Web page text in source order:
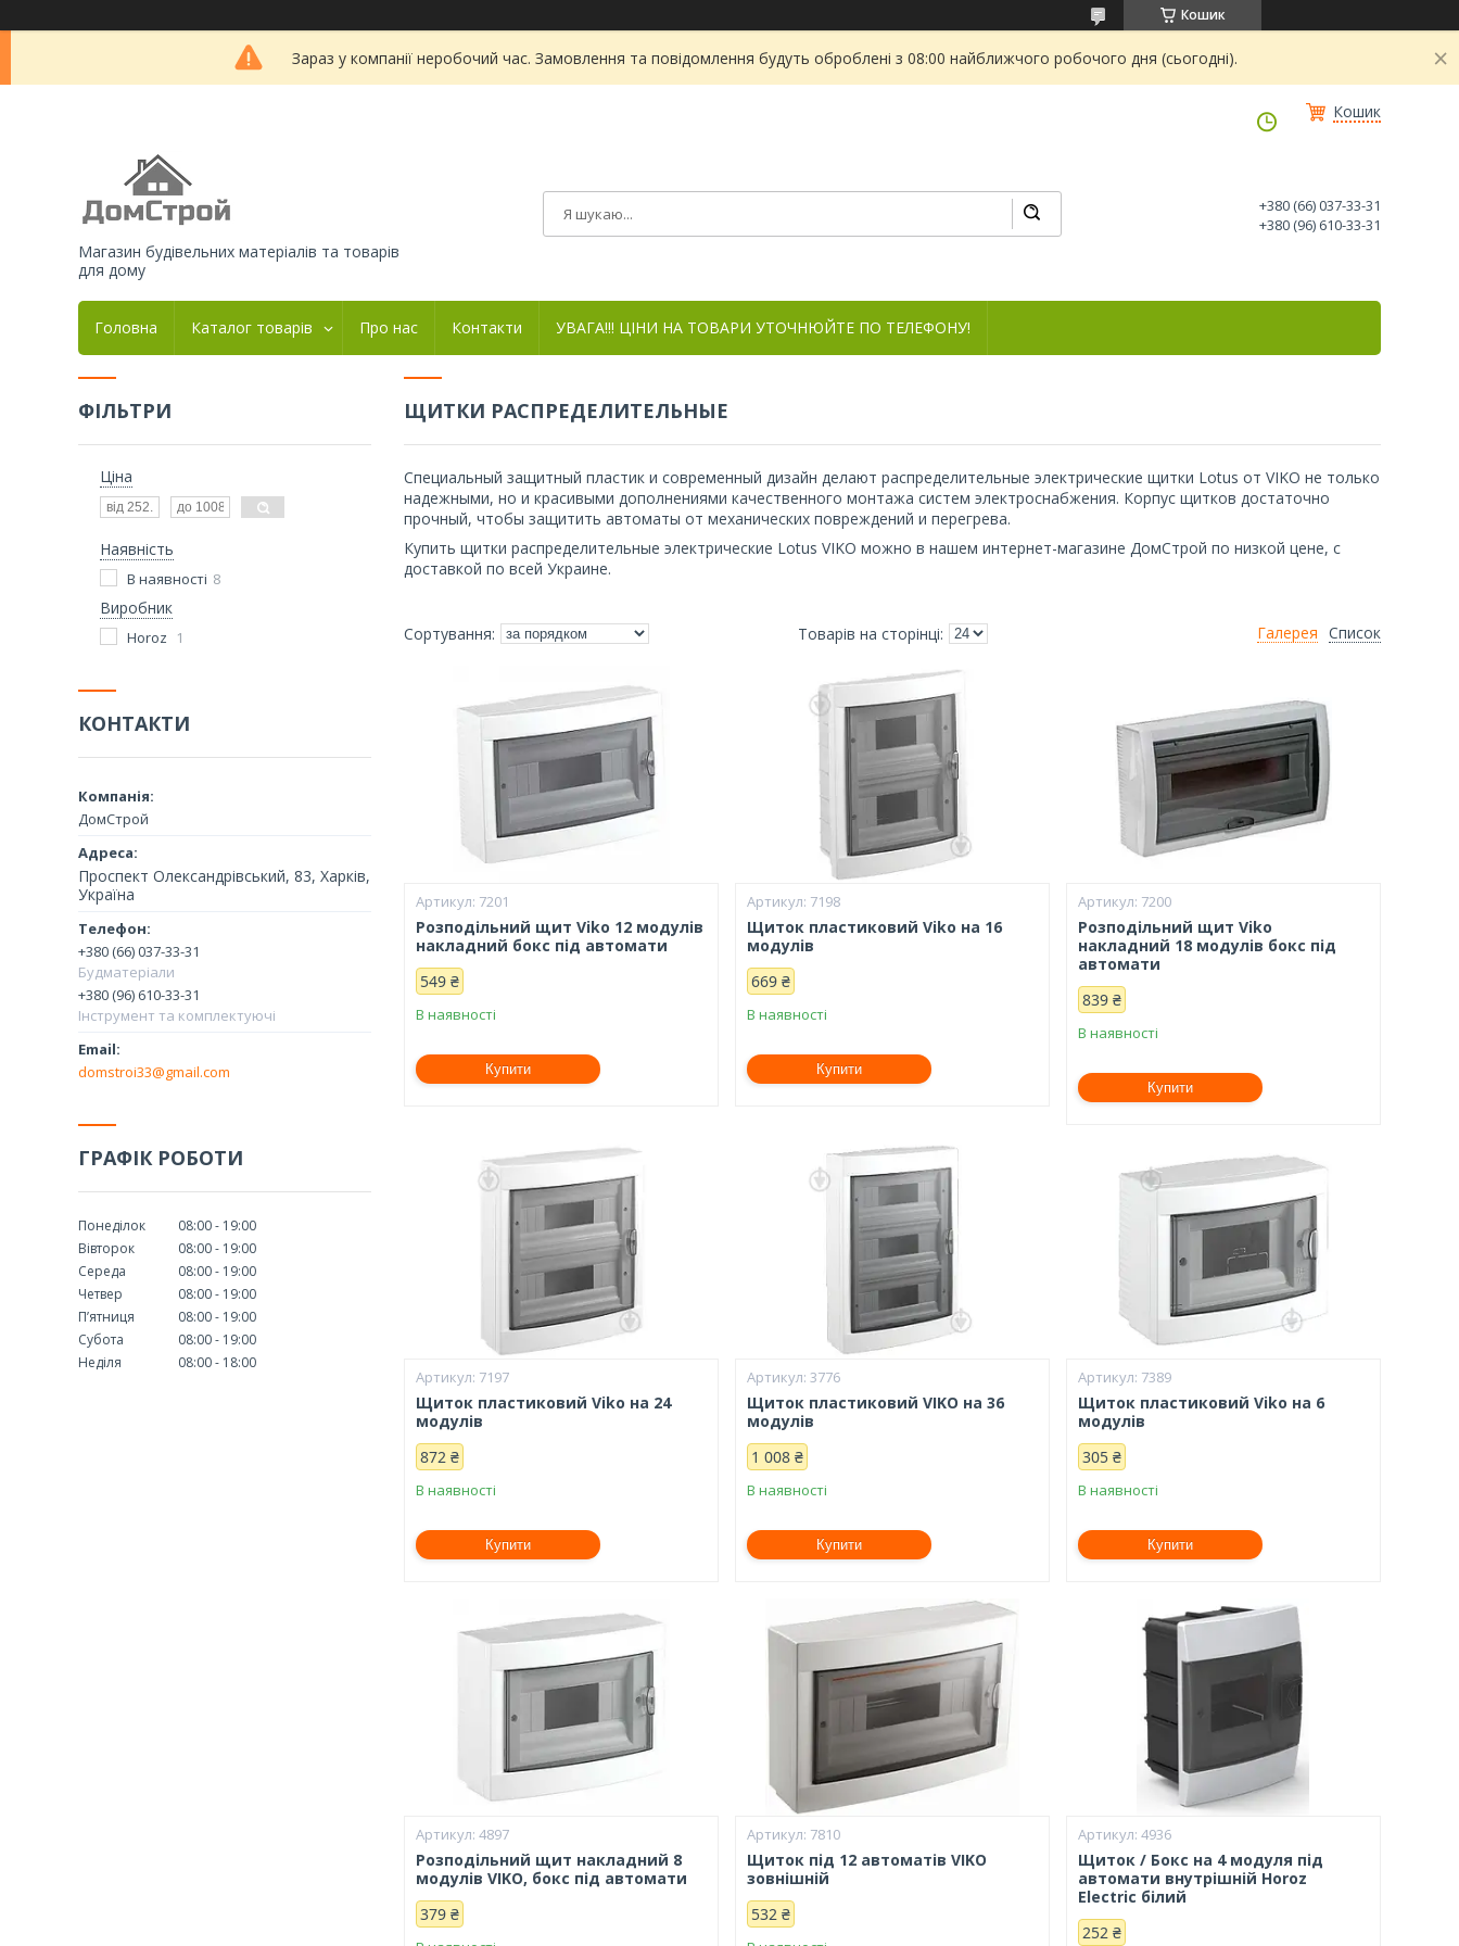
Кошик
Зараз у компанії неробочий час. Замовлення та повідомлення будуть оброблені з 08:00 найближчого робочого дня (сьогодні).
Кошик
Магазин будівельних матеріалів та товарів
для дому
+380 (66) 037-33-31
+380 (96) 610-33-31
Головна Каталог товарів Про нас Контакти УВАГА!!! ЦІНИ НА ТОВАРИ УТОЧНЮЙТЕ ПО ТЕЛЕФОНУ!
ЩИТКИ РАСПРЕДЕЛИТЕЛЬНЫЕ
Специальный защитный пластик и современный дизайн делают распределительные электрические щитки Lotus от VIKO не только
надежными, но и красивыми дополнениями качественного монтажа систем электроснабжения. Корпус щитков достаточно
прочный, чтобы защитить автоматы от механических повреждений и перегрева.
Купить щитки распределительные электрические Lotus VIKO можно в нашем интернет-магазине ДомСтрой по низкой цене, с
доставкой по всей Украине.
Галерея Список
7201
Розподільний щит Viko 12 модулів
накладний бокс під автомати
549 ₴
В наявності
Купити
7198
Щиток пластиковий Viko на 16
модулів
669 ₴
В наявності
Купити
7200
Розподільний щит Viko
накладний 18 модулів бокс під
автомати
839 ₴
В наявності
Купити
7197
Щиток пластиковий Viko на 24
модулів
872 ₴
В наявності
Купити
3776
Щиток пластиковий VIKO на 36
модулів
1 008 ₴
В наявності
Купити
7389
Щиток пластиковий Viko на 6
модулів
305 ₴
В наявності
Купити
4897
Розподільний щит накладний 8
модулів VIKO, бокс під автомати
379 ₴
7810
Щиток під 12 автоматів VIKO
зовнішній
532 ₴
4936
Щиток / Бокс на 4 модуля під
автомати внутрішній Horoz
Electric білий
252 ₴
ФІЛЬТРИ
Ціна
Наявність
В наявності 8
Виробник
Horoz 1
КОНТАКТИ
ДомСтрой
Проспект Олександрівський, 83, Харків,
Україна
+380 (66) 037-33-31
Будматеріали
+380 (96) 610-33-31
Інструмент та комплектуючі
domstroi33@gmail.com
ГРАФІК РОБОТИ
Понеділок 08:00
19:00
Вівторок
08:00
19:00
Середа
08:00
19:00
Четвер
08:00
19:00
Пʼятниця
08:00
19:00
Субота
08:00
19:00
Неділя
08:00 18:00